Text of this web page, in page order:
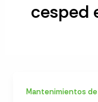
cesped
Mantenimientos